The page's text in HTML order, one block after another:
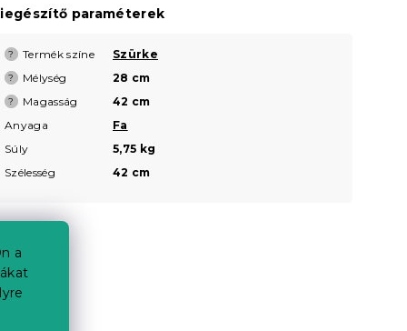
a
paraméterek
? Termék színe Szürke
? Mélység 28 cm
? Magasság
42 cm
Anyaga
Fa
Súly
5,75 kg
Szélesség
42 cm